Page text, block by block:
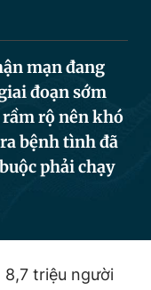
biết
quảng cáo
mạn đang
đoạn sớm
rộ nên khó
bệnh tình đã
phải chạy
8,7 triệu người